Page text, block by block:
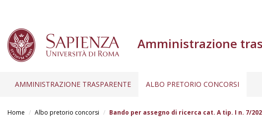
Amministrazione
AMMINISTRAZIONE TRASPARENTE ALBO PRETORIO CONCORSI
Home Albo pretorio concorsi Bando per assegno di ricerca cat. A tip. I n. 7/2021